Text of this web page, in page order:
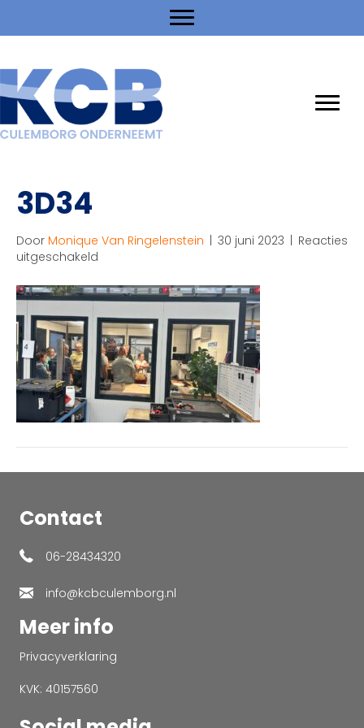
3D34
Door Monique Van Ringelenstein | 30 juni 2023 | Reacties
uitgeschakeld
Contact
06-28434320
info@kcbculemborg.nl
Meer info
Privacyverklaring
KVK: 40157560